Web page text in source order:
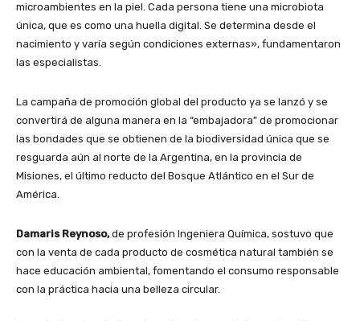
microambientes en la piel. Cada persona tiene una microbiota
única, que es como una huella digital. Se determina desde el
nacimiento y varía según condiciones externas», fundamentaron
las especialistas.
La campaña de promoción global del producto ya se lanzó y se
convertirá de alguna manera en la “embajadora” de promocionar
las bondades que se obtienen de la biodiversidad única que se
resguarda aún al norte de la Argentina, en la provincia de
Misiones, el último reducto del Bosque Atlántico en el Sur de
América.
Damaris Reynoso,de profesión Ingeniera Química, sostuvo que
con la venta de cada producto de cosmética natural también se
hace educación ambiental, fomentando el consumo responsable
con la práctica hacia una belleza circular.